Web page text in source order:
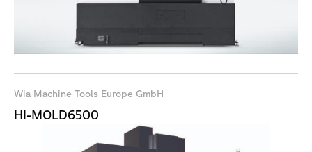
Wia Machine Tools Europe GmbH
HI-MOLD6500